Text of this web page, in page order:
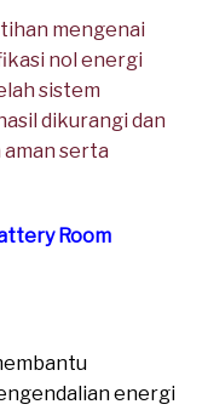
mengenai
nol energi
sistem
dikurangi dan
serta
Room
energi